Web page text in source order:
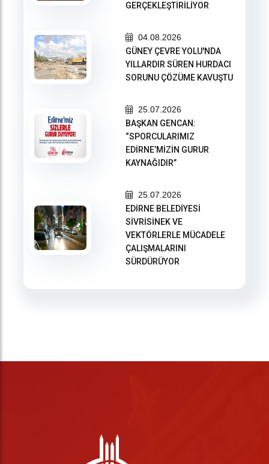
GERÇEKLEŞTİRİLİYOR
04.08.2026
GÜNEY ÇEVRE YOLU'NDA
YILLARDIR SÜREN HURDACI
SORUNU ÇÖZÜME KAVUŞTU
25.07.2026
BAŞKAN GENCAN:
“SPORCULARIMIZ
EDİRNE’MİZİN GURUR
KAYNAĞIDIR”
25.07.2026
EDİRNE BELEDİYESİ
SİVRİSİNEK VE
VEKTÖRLERLE MÜCADELE
ÇALIŞMALARINI
SÜRDÜRÜYOR